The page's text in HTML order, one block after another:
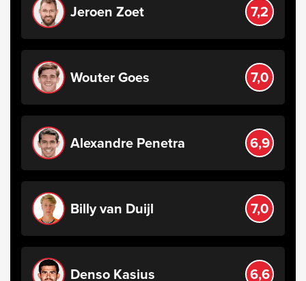
Jeroen Zoet 7,2
Wouter Goes 7,0
Alexandre Penetra 6,9
Billy van Duijl 7,0
Denso Kasius 6,6